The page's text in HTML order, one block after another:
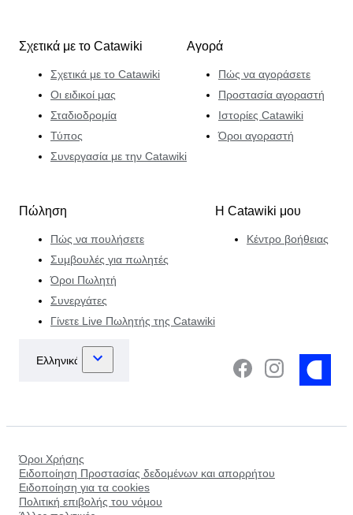
Σχετικά με το Catawiki
Σχετικά με το Catawiki
Οι ειδικοί μας
Σταδιοδρομία
Τύπος
Συνεργασία με την Catawiki
Αγορά
Πώς να αγοράσετε
Προστασία αγοραστή
Ιστορίες Catawiki
Όροι αγοραστή
Πώληση
Πώς να πουλήσετε
Συμβουλές για πωλητές
Όροι Πωλητή
Συνεργάτες
Γίνετε Live Πωλητής της Catawiki
Η Catawiki μου
Κέντρο βοήθειας
Όροι Χρήσης
Ειδοποίηση Προστασίας δεδομένων και απορρήτου
Ειδοποίηση για τα cookies
Πολιτική επιβολής του νόμου